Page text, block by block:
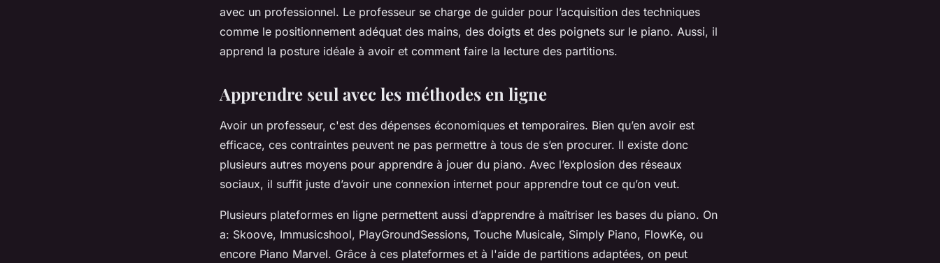
avec un professionnel. Le professeur se charge de guider pour l’acquisition des techniques
comme le positionnement adéquat des mains, des doigts et des poignets sur le piano. Aussi, il
apprend la posture idéale à avoir et comment faire la lecture des partitions.
Apprendre seul avec les méthodes en ligne
Avoir un professeur, c'est des dépenses économiques et temporaires. Bien qu’en avoir est
efficace, ces contraintes peuvent ne pas permettre à tous de s’en procurer. Il existe donc
plusieurs autres moyens pour apprendre à jouer du piano. Avec l’explosion des réseaux
sociaux, il suffit juste d’avoir une connexion internet pour apprendre tout ce qu’on veut.
Plusieurs plateformes en ligne permettent aussi d’apprendre à maîtriser les bases du piano. On
a: Skoove, Immusicshool, PlayGroundSessions, Touche Musicale, Simply Piano, FlowKe, ou
encore Piano Marvel. Grâce à ces plateformes et à l'aide de partitions adaptées, on peut